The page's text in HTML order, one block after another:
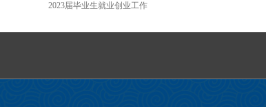
2023届毕业生就业创业工作